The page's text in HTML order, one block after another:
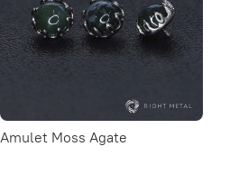
Amulet Moss Agate